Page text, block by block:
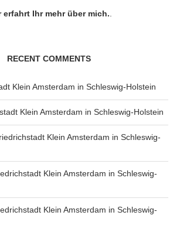
erfahrt Ihr mehr über mich.
RECENT COMMENTS
Klein Amsterdam in Schleswig-Holstein
Klein Amsterdam in Schleswig-Holstein
Klein Amsterdam in Schleswig-
Klein Amsterdam in Schleswig-
Klein Amsterdam in Schleswig-